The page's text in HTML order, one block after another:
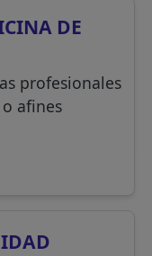
DE
profesionales
afines